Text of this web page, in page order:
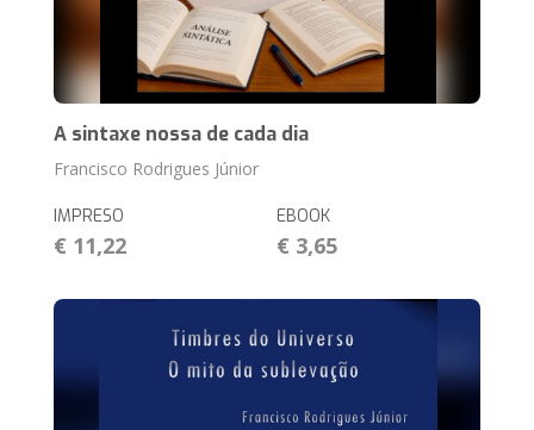
A sintaxe nossa de cada dia
Francisco Rodrigues Júnior
IMPRESO
€ 11,22
EBOOK
€ 3,65